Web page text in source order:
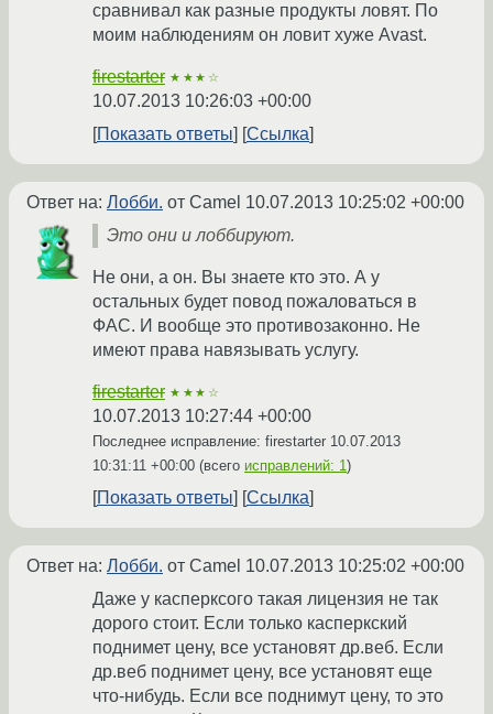
сравнивал как разные продукты ловят. По
моим наблюдениям он ловит хуже Avast.
firestarter ★★★☆
10.07.2013 10:26:03 +00:00
Показать ответы
Ссылка
Ответ на: Лобби. от Camel 10.07.2013 10:25:02 +00:00
Это они и лоббируют.
Не они, а он. Вы знаете кто это. А у
остальных будет повод пожаловаться в
ФАС. И вообще это противозаконно. Не
имеют права навязывать услугу.
firestarter ★★★☆
10.07.2013 10:27:44 +00:00
Последнее исправление: firestarter 10.07.2013
10:31:11 +00:00 (всего исправлений: 1)
Показать ответы Ссылка
Ответ на: Лобби. от Camel 10.07.2013 10:25:02 +00:00
Даже у касперксого такая лицензия не так
дорого стоит. Если только касперкский
поднимет цену, все установят др.веб. Если
др.веб поднимет цену, все установят еще
что-нибудь. Если все поднимут цену, то это